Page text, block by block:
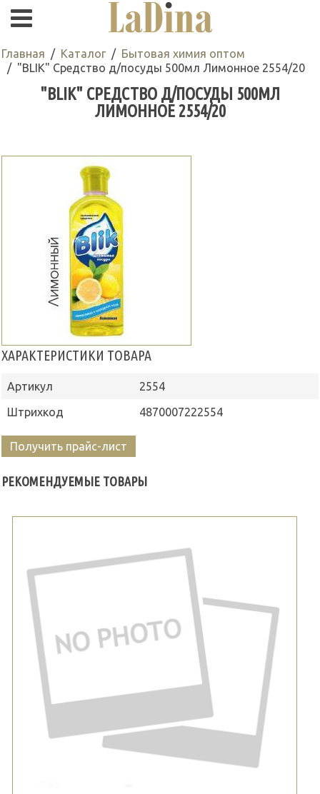
Главная Каталог
Бытовая химия оптом
"BLIK" Средство д/посуды 500мл Лимонное 2554/20
"BLIK" СРЕДСТВО Д/ПОСУДЫ 500МЛ
ЛИМОННОЕ 2554/20
ХАРАКТЕРИСТИКИ ТОВАРА
Артикул
2554
Штрихкод
4870007222554
Получить прайс-лист
РЕКОМЕНДУЕМЫЕ ТОВАРЫ